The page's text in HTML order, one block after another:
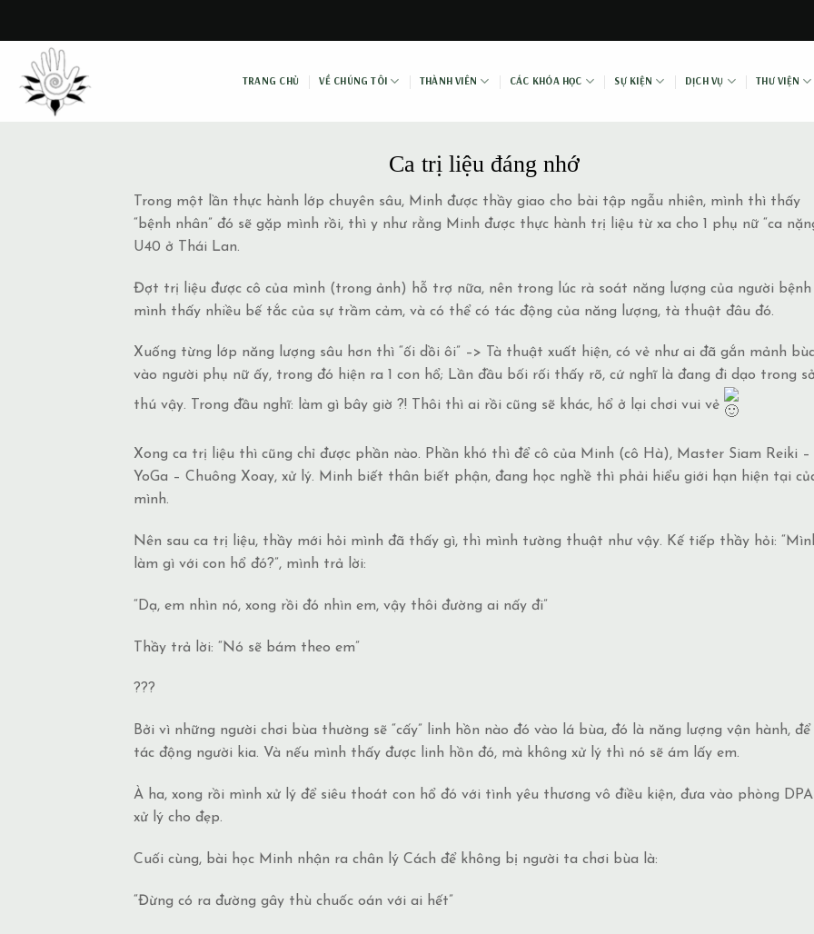
content
TRANG CHỦ VỀ CHÚNG TÔI THÀNH VIÊN CÁC KHÓA HỌC SỰ KIỆN DỊCH VỤ THƯ VIỆN
Ca trị liệu đáng nhớ
Trong một lần thực hành lớp chuyên sâu, Minh được thầy giao cho bài tập ngẫu nhiên, mình thì thấy
“bệnh nhân” đó sẽ gặp mình rồi, thì y như rằng Minh được thực hành trị liệu từ xa cho 1 phụ nữ “ca
U40 ở Thái Lan.
Đợt trị liệu được cô của mình (trong ảnh) hỗ trợ nữa, nên trong lúc rà soát năng lượng của người
mình thấy nhiều bế tắc của sự trầm cảm, và có thể có tác động của năng lượng, tà thuật đâu đó.
Xuống từng lớp năng lượng sâu hơn thì “ối dồi ôi” –> Tà thuật xuất hiện, có vẻ như ai đã gắn mảnh
vào người phụ nữ ấy, trong đó hiện ra 1 con hổ; Lần đầu bối rối thấy rõ, cứ nghĩ là đang đi dạo trong sở
thú vậy. Trong đầu nghĩ: làm gì bây giờ ?! Thôi thì ai rồi cũng sẽ khác, hổ ở lại chơi vui vẻ
Xong ca trị liệu thì cũng chỉ được phần nào. Phần khó thì để cô của Minh (cô Hà), Master Siam Reiki –
YoGa – Chuông Xoay, xử lý. Minh biết thân biết phận, đang học nghề thì phải hiểu giới hạn hiện tại
mình.
Nên sau ca trị liệu, thầy mới hỏi mình đã thấy gì, thì mình tường thuật như vậy. Kế tiếp thầy hỏi:
làm gì với con hổ đó?”, mình trả lời:
“Dạ, em nhìn nó, xong rồi đó nhìn em, vậy thôi đường ai nấy đi”
Thầy trả lời: “Nó sẽ bám theo em”
???
Bởi vì những người chơi bùa thường sẽ “cấy” linh hồn nào đó vào lá bùa, đó là năng lượng vận hành, để
tác động người kia. Và nếu mình thấy được linh hồn đó, mà không xử lý thì nó sẽ ám lấy em.
À ha, xong rồi mình xử lý để siêu thoát con hổ đó với tình yêu thương vô điều kiện, đưa vào phòng
xử lý cho đẹp.
Cuối cùng, bài học Minh nhận ra chân lý Cách để không bị người ta chơi bùa là:
“Đừng có ra đường gây thù chuốc oán với ai hết”